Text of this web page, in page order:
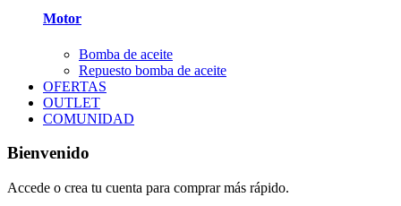
Motor
Bomba de aceite
Repuesto bomba de aceite
OFERTAS
OUTLET
COMUNIDAD
Bienvenido
Accede o crea tu cuenta para comprar más rápido.